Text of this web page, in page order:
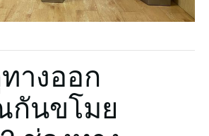
างออก
นขโมย